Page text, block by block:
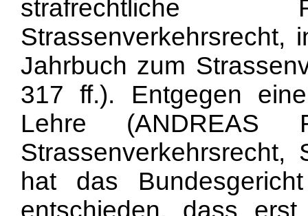
strafrechtliche
Strassenverkehrsrecht,
Jahrbuch zum
317 ff.). Entgegen
Lehre (ANDREAS
hat das
entschieden, dass